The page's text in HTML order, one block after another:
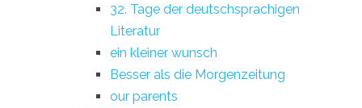
32. Tage der deutschsprachigen
Literatur
ein kleiner wunsch
Besser als die Morgenzeitung
our parents